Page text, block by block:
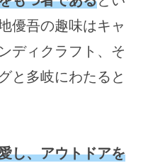
優吾の趣味はキャ
ディクラフト、そ
と多岐にわたると
し、アウトドアを